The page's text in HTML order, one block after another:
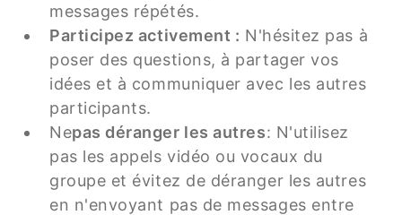
messages répétés.
Participez activement : N'hésitez pas à
poser des questions, à partager vos
idées et à communiquer avec les autres
participants.
Nepas déranger les autres: N'utilisez
pas les appels vidéo ou vocaux du
groupe et évitez de déranger les autres
en n'envoyant pas de messages entre